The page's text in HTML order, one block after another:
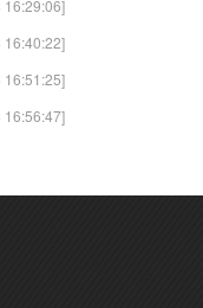
16:29:06]
16:40:22]
16:51:25]
16:56:47]